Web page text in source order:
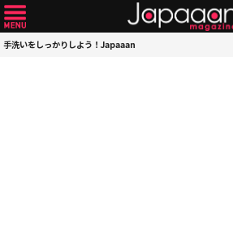
手洗いをしっかりしよう！Japaaan